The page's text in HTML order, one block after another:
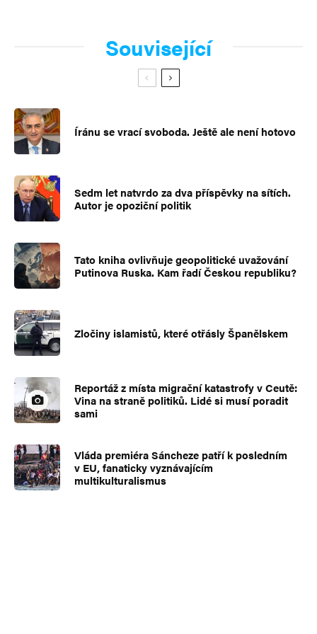
Související
Íránu se vrací svoboda. Ještě ale není hotovo
Sedm let natvrdo za dva příspěvky na sítích.
Autor je opoziční politik
Tato kniha ovlivňuje geopolitické uvažování
Putinova Ruska. Kam řadí Českou republiku?
Zločiny islamistů, které otřásly Španělskem
Reportáž z místa migrační katastrofy v Ceutě:
Vina na straně politiků. Lidé si musí poradit
sami
Vláda premiéra Sáncheze patří k posledním
v EU, fanaticky vyznávajícím
multikulturalismus